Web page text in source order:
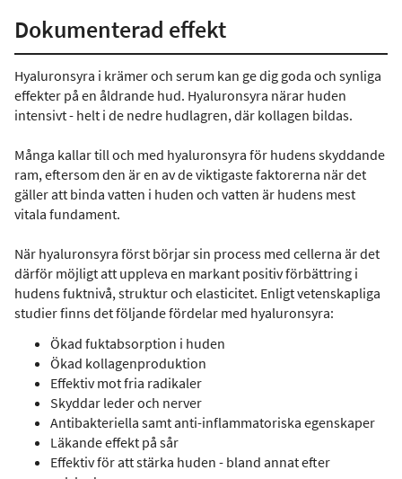
Dokumenterad effekt
Hyaluronsyra i krämer och serum kan ge dig goda och synliga
effekter på en åldrande hud. Hyaluronsyra närar huden
intensivt - helt i de nedre hudlagren, där kollagen bildas.
Många kallar till och med hyaluronsyra för hudens skyddande
ram, eftersom den är en av de viktigaste faktorerna när det
gäller att binda vatten i huden och vatten är hudens mest
vitala fundament.
När hyaluronsyra först börjar sin process med cellerna är det
därför möjligt att uppleva en markant positiv förbättring i
hudens fuktnivå, struktur och elasticitet. Enligt vetenskapliga
studier finns det följande fördelar med hyaluronsyra:
Ökad fuktabsorption i huden
Ökad kollagenproduktion
Effektiv mot fria radikaler
Skyddar leder och nerver
Antibakteriella samt anti-inflammatoriska egenskaper
Läkande effekt på sår
Effektiv för att stärka huden - bland annat efter